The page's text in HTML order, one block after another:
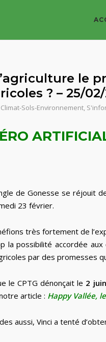
le
? – 25/02/
Climat-Sols-Environnement,
de Gonesse se réjouit
23 février.
très fortement de
la possibilité accordée
par des promesses
le CPTG dénonçait le 2
article : Happy Vallée,
aussi, Vinci a tenté